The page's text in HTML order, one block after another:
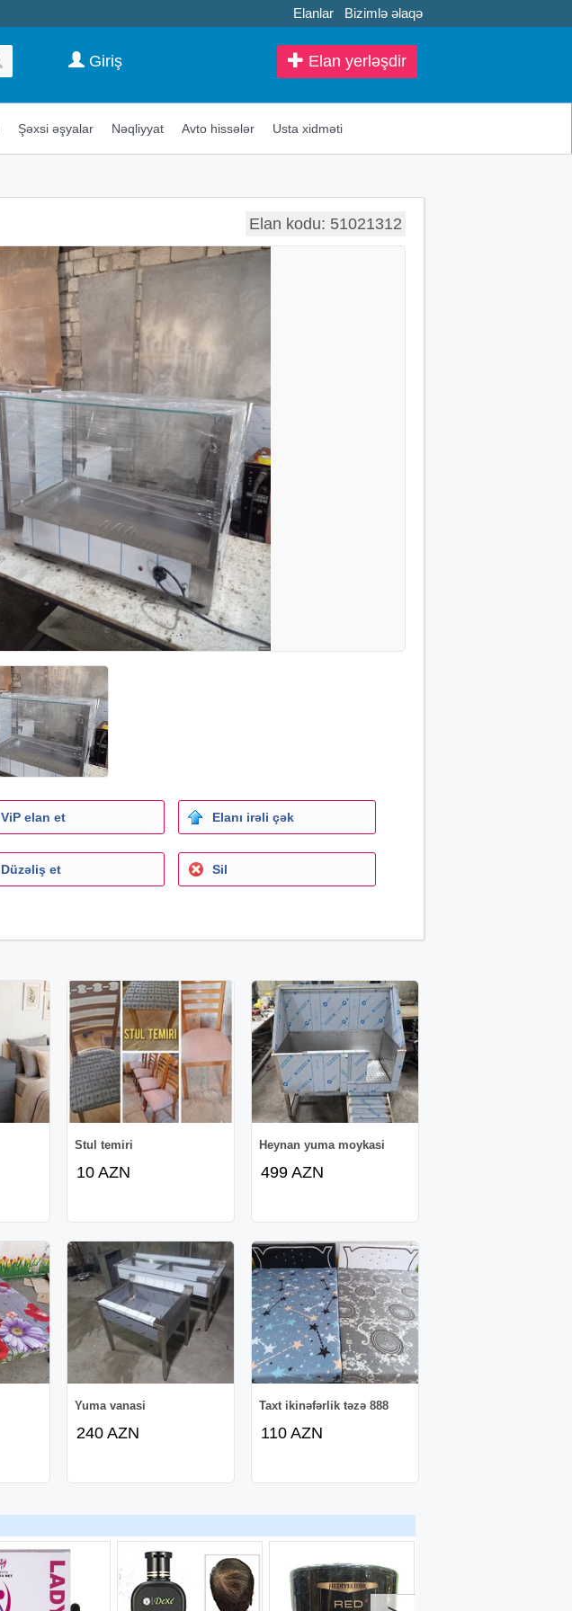
Elanlar Bizimlə əlaqə
Elan yerləşdir
Giriş
Şəxsi əşyalar Nəqliyyat Avto hissələr Usta xidməti
Elan kodu: 51021312
ViP elan et Elanı irəli çək
Düzəliş et Sil
Stul temiri
10 AZN
Heynan yuma moykasi
499 AZN
Yuma vanasi
240 AZN
Taxt ikinəfərlik təzə 888
110 AZN